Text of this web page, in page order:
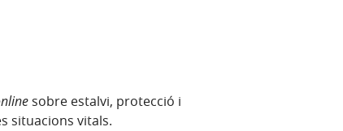
sobre estalvi, protecció i
situacions vitals.